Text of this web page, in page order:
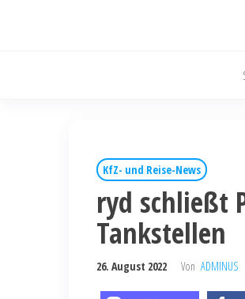
KfZ- und Reise-News
ryd schließt
Tankstellen
26. August 2022 Von ADMINUS